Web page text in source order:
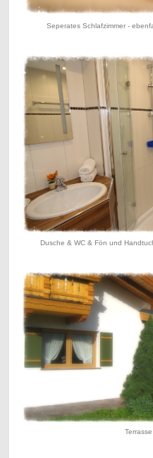
Seperates Schlafzimmer -
Dusche & WC & Fön und